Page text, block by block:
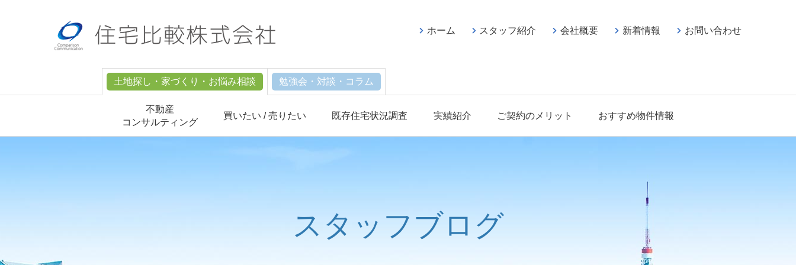
土地探し・家づくり・お悩み相談
不動産
コンサルティング
買いたい / 売りたい 既存住宅状況調査 実績紹介 ご契約のメリット おすすめ物件情報
勉強会・対談・コラム
ホーム スタッフ紹介 会社概要 新着情報 お問い合わせ
スタッフブログ